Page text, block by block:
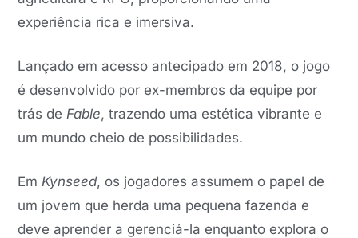
experiência rica e imersiva.
Lançado em acesso antecipado em 2018, o jogo
é desenvolvido por ex-membros da equipe por
trás de Fable, trazendo uma estética vibrante e
um mundo cheio de possibilidades.
Em Kynseed, os jogadores assumem o papel de
um jovem que herda uma pequena fazenda e
deve aprender a gerenciá-la enquanto explora o